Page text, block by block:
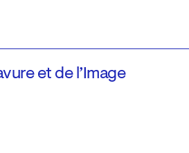
et de l’Image